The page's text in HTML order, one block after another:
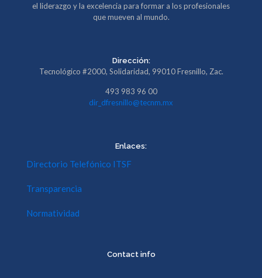
el liderazgo y la excelencia para formar a los profesionales
que mueven al mundo.
Dirección:
Tecnológico #2000, Solidaridad, 99010 Fresnillo, Zac.
493 983 96 00
dir_dfresnillo@tecnm.mx
Enlaces:
Directorio Telefónico ITSF
Transparencia
Normatividad
Contact info